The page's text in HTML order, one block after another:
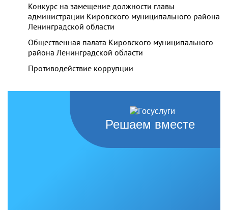
Конкурс на замещение должности главы
администрации Кировского муниципального района
Ленинградской области
Общественная палата Кировского муниципального
района Ленинградской области
Противодействие коррупции
Решаем вместе